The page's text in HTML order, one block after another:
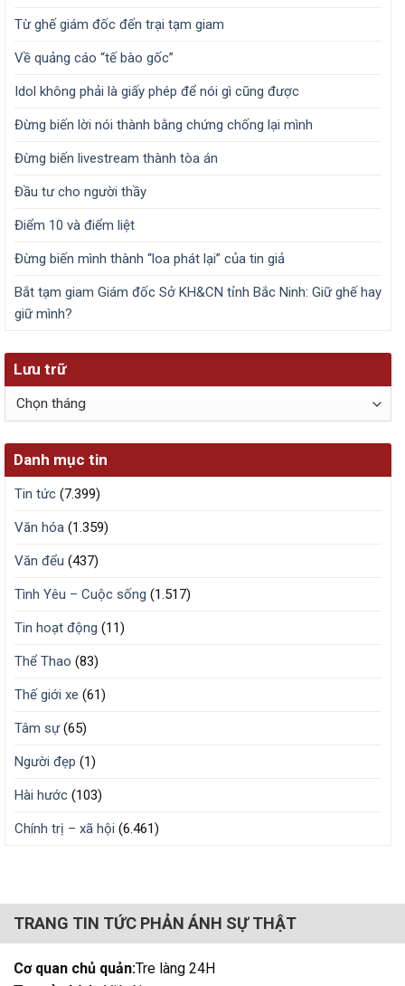
Từ ghế giám đốc đến trại tạm giam
Về quảng cáo “tế bào gốc”
Idol không phải là giấy phép để nói gì cũng được
Đừng biến lời nói thành bằng chứng chống lại mình
Đừng biến livestream thành tòa án
Đầu tư cho người thầy
Điểm 10 và điểm liệt
Đừng biến mình thành “loa phát lại” của tin giả
Bắt tạm giam Giám đốc Sở KH&CN tỉnh Bắc Ninh: Giữ ghế hay
giữ mình?
Lưu trữ
Lưu
Danh mục tin
Tin tức (7.399)
Văn hóa (1.359)
Văn đểu (437)
Tình Yêu – Cuộc sống (1.517)
Tin hoạt động (11)
Thể Thao (83)
Thế giới xe (61)
Tâm sự(65)
Người đẹp (1)
Hài hước (103)
Chính trị – xã hội (6.461)
TRANG TIN TỨC PHẢN ÁNH SỰ THẬT
Cơ quan chủ quản:Tre làng 24H